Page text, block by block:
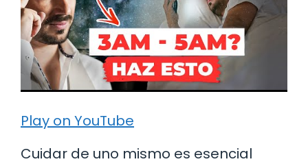
Play on YouTube
Cuidar de uno mismo es esencial